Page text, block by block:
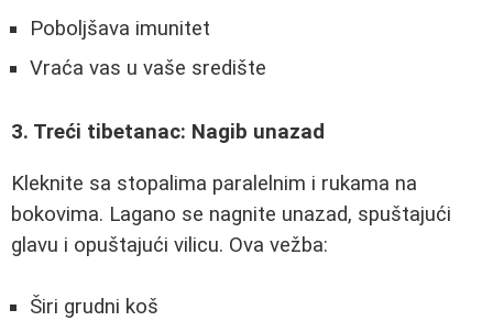
Poboljšava imunitet
Vraća vas u vaše središte
3. Treći tibetanac: Nagib unazad
Kleknite sa stopalima paralelnim i rukama na
bokovima. Lagano se nagnite unazad, spuštajući
glavu i opuštajući vilicu. Ova vežba:
Širi grudni koš